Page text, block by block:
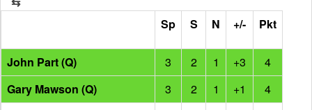
Sp S N +/- Pkt
John Part (Q) 3 2 1 +3
4
Gary Mawson (Q)
3 2 1 +1
4